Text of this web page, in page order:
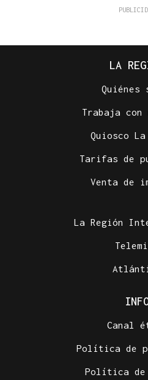
LA
Quiénes
Trabaja con
Quiosco La
Tarifas de
Venta de
La Región
Canal
Política de
Política de